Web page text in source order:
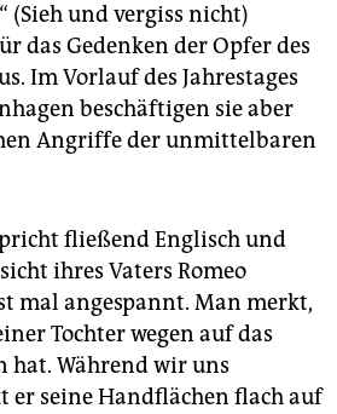
(Sieh und vergiss nicht)
das Gedenken der Opfer des
Im Vorlauf des Jahrestages
beschäftigen sie aber
Angriffe der unmittelbaren
fließend Englisch und
ihres Vaters Romeo
mal angespannt. Man merkt,
Tochter wegen auf das
hat. Während wir uns
seine Handflächen flach auf